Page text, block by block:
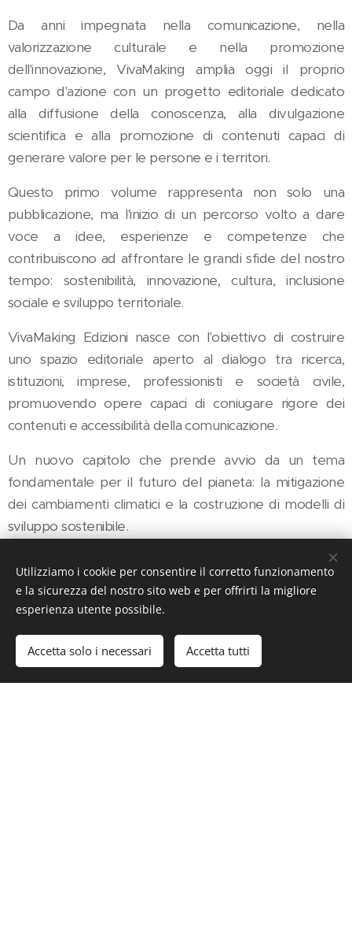
Da anni impegnata nella comunicazione, nella
valorizzazione culturale e nella promozione
dell'innovazione, VivaMaking amplia oggi il proprio
campo d'azione con un progetto editoriale dedicato
alla diffusione della conoscenza, alla divulgazione
scientifica e alla promozione di contenuti capaci di
generare valore per le persone e i territori.
Questo primo volume rappresenta non solo una
pubblicazione, ma l'inizio di un percorso volto a dare
voce a idee, esperienze e competenze che
contribuiscono ad affrontare le grandi sfide del nostro
tempo: sostenibilità, innovazione, cultura, inclusione
sociale e sviluppo territoriale.
VivaMaking Edizioni nasce con l'obiettivo di costruire
uno spazio editoriale aperto al dialogo tra ricerca,
istituzioni, imprese, professionisti e società civile,
promuovendo opere capaci di coniugare rigore dei
contenuti e accessibilità della comunicazione.
Un nuovo capitolo che prende avvio da un tema
fondamentale per il futuro del pianeta: la mitigazione
dei cambiamenti climatici e la costruzione di modelli di
sviluppo sostenibile.
Metodi di mitigazione dell'impatto
dei cambiamenti climatici
Un'opera divulgativa e
interdisciplinare che affronta una
delle sfide più importanti del nostro
Utilizziamo i cookie per consentire il corretto funzionamento
e la sicurezza del nostro sito web e per offrirti la migliore
esperienza utente possibile.
Accetta solo i necessari Accetta tutti